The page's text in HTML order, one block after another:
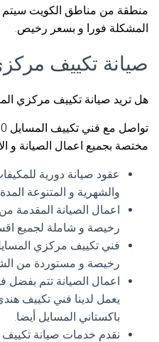
منطقة من مناطق الكويت سيتم
المشكلة فورا و بسعر رخيص.
صيانة تكييف
هل تريد صيانة تكييف مركزي
مختصة بجميع اعمال الصيانة و
عقود صيانة دورية
والشهرية و المتنوعة
اعمال الصيانة المقدمة
رخيصة و شاملة لجميع
فني تكييف مركزي
رخيصة و مستوردة من
اعمال الصيانة تتم بفضل
يعمل لدينا فني تكييف
باكستاني المسايل أيضا.
نقدم خدمات صيانة